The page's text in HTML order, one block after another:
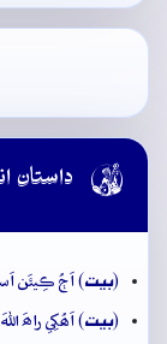
 داستان
(بيت) اَڄُ ڪِيئَن
(بيت) اَھُکِي راھَ